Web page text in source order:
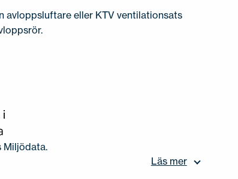
avloppsluftare eller KTV ventilationsats
Miljödata.
Läs mer